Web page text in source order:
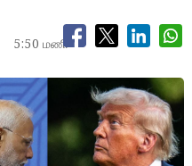
5:50 மணி